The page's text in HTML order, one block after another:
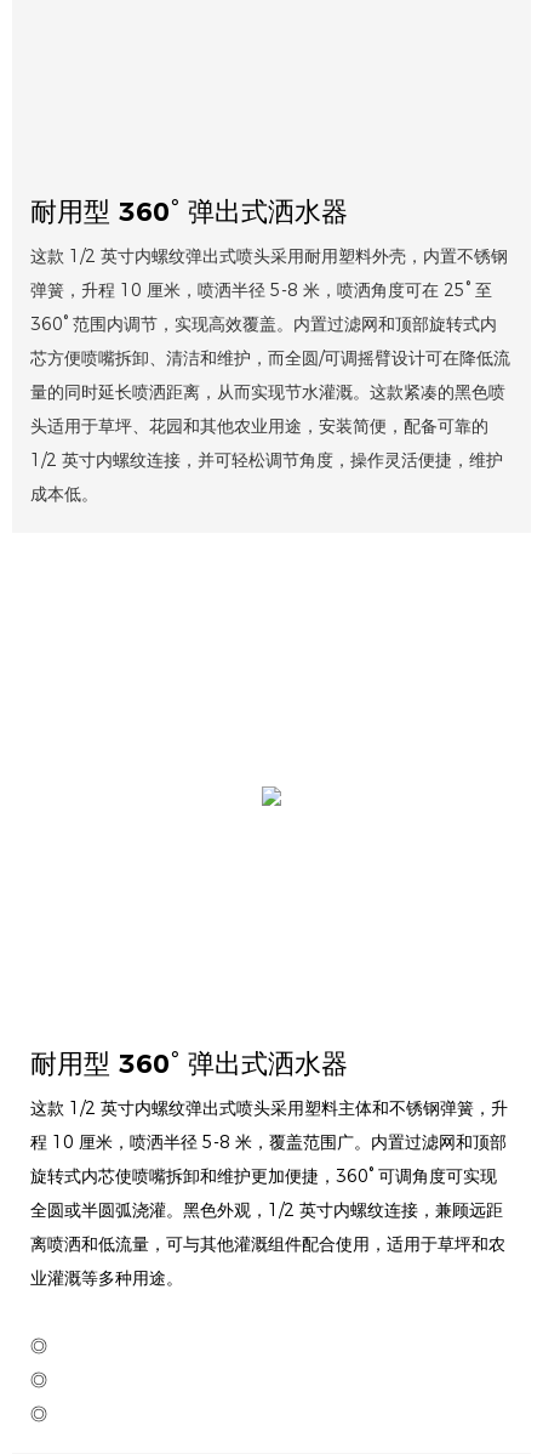
耐用型 360° 弹出式洒水器
这款 1/2 英寸内螺纹弹出式喷头采用耐用塑料外壳，内置不锈钢
弹簧，升程 10 厘米，喷洒半径 5-8 米，喷洒角度可在 25° 至
360° 范围内调节，实现高效覆盖。内置过滤网和顶部旋转式内
芯方便喷嘴拆卸、清洁和维护，而全圆/可调摇臂设计可在降低流
量的同时延长喷洒距离，从而实现节水灌溉。这款紧凑的黑色喷
头适用于草坪、花园和其他农业用途，安装简便，配备可靠的
1/2 英寸内螺纹连接，并可轻松调节角度，操作灵活便捷，维护
成本低。
耐用型 360° 弹出式洒水器
这款 1/2 英寸内螺纹弹出式喷头采用塑料主体和不锈钢弹簧，升
程 10 厘米，喷洒半径 5-8 米，覆盖范围广。内置过滤网和顶部
旋转式内芯使喷嘴拆卸和维护更加便捷，360° 可调角度可实现
全圆或半圆弧浇灌。黑色外观，1/2 英寸内螺纹连接，兼顾远距
离喷洒和低流量，可与其他灌溉组件配合使用，适用于草坪和农
业灌溉等多种用途。
◎
◎
◎